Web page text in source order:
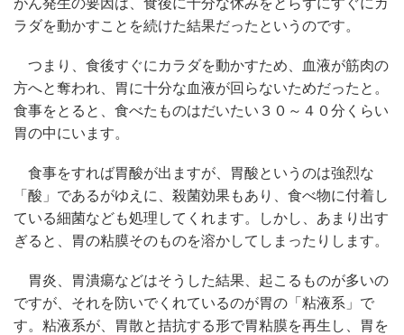
ラダを動かすことを続けた結果だったというのです。
つまり、食後すぐにカラダを動かすため、血液が筋肉の
方へと奪われ、胃に十分な血液が回らないためだったと。
食事をとると、食べたものはだいたい３０～４０分くらい
胃の中にいます。
食事をすれば胃酸が出ますが、胃酸というのは強烈な
「酸」であるがゆえに、殺菌効果もあり、食べ物に付着し
ている細菌なども処理してくれます。しかし、あまり出す
ぎると、胃の粘膜そのものを溶かしてしまったりします。
胃炎、胃潰瘍などはそうした結果、起こるものが多いの
ですが、それを防いでくれているのが胃の「粘液系」で
す。粘液系が、胃散と拮抗する形で胃粘膜を再生し、胃を